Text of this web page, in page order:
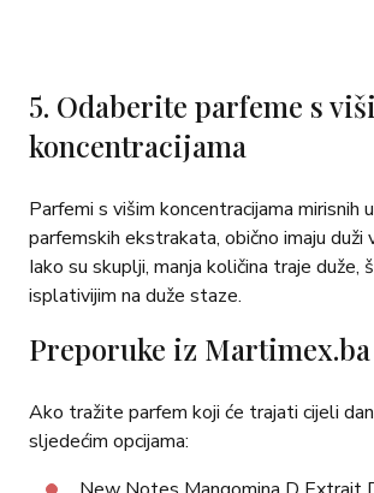
5. Odaberite parfeme s
koncentracijama
Parfemi s višim koncentracijama mirisnih
parfemskih ekstrakata, obično imaju duži
Iako su skuplji, manja količina traje duže,
isplativijim na duže staze.
Preporuke iz
Ako tražite parfem koji će trajati cijeli
sljedećim opcijama: